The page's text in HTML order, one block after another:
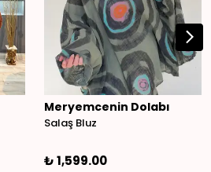
Meryemcenin Dolabı
Salaş Bluz
₺ 1,599.00